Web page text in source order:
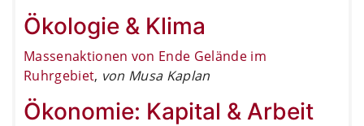
Ökologie & Klima
Massenaktionen von Ende Gelände im
Ruhrgebiet, von Musa Kaplan
Ökonomie: Kapital & Arbeit